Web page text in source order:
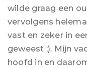
wilde graag een
vervolgens
vast en zeker in
geweest ;). Mijn
hoofd in en